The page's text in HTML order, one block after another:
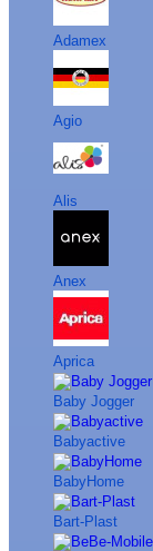
Adamex
Agio
Alis
Anex
Aprica
Baby Jogger
Babyactive
BabyHome
Bart-Plast